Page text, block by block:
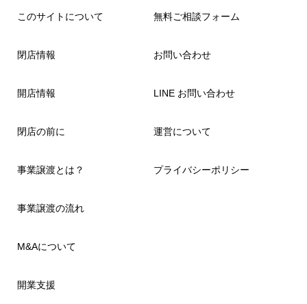
このサイトについて
閉店情報
開店情報
閉店の前に
事業譲渡とは？
事業譲渡の流れ
M&Aについて
開業支援
無料ご相談フォーム
お問い合わせ
LINE お問い合わせ
運営について
プライバシーポリシー